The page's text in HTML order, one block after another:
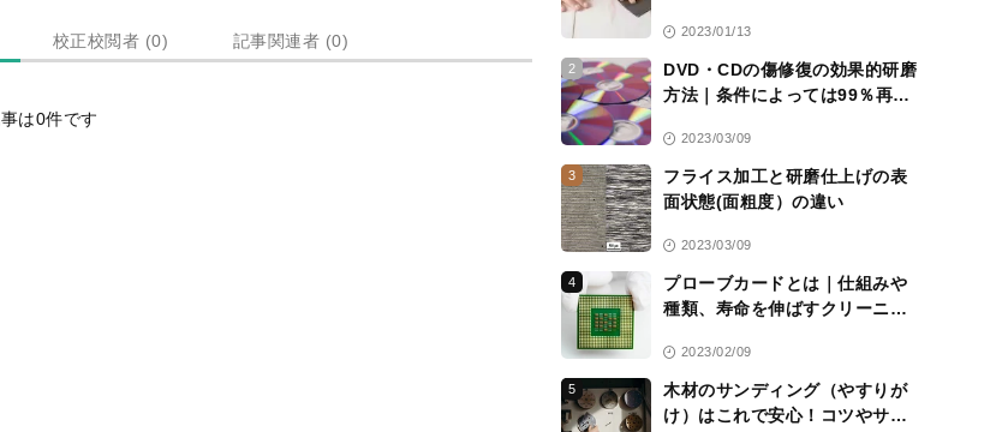
校正校閲者 (0) 記事関連者 (0)
は0件です
2023/01/13
2
DVD・CDの傷修復の効果的研磨
方法｜条件によっては99％再生
2023/03/09
3
フライス加工と研磨仕上げの表
面状態(面粗度）の違い
2023/03/09
4
プローブカードとは｜仕組みや
種類、寿命を伸ばすクリーニン
2023/02/09
5
木材のサンディング（やすりが
け）はこれで安心！コツやサン